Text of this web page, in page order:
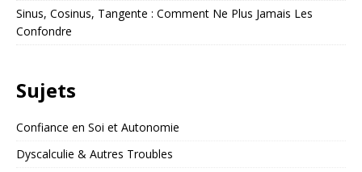
Sinus, Cosinus, Tangente : Comment Ne Plus Jamais Les
Confondre
Sujets
Confiance en Soi et Autonomie
Dyscalculie & Autres Troubles